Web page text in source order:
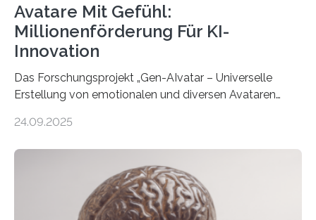
Avatare Mit Gefühl:
Millionenförderung Für KI-
Innovation
Das Forschungsprojekt „Gen-AIvatar – Universelle
Erstellung von emotionalen und diversen Avataren
Förderung in Höhe von rund 2 Millionen Euro. Dabei
der MindPort GmbH eine neuartige, KI-gestützte
Lösung zur Erzeugung von Emotionen für realistische
Avatare. Gen-AIvatar entwickelt innovative und
24.09.2025